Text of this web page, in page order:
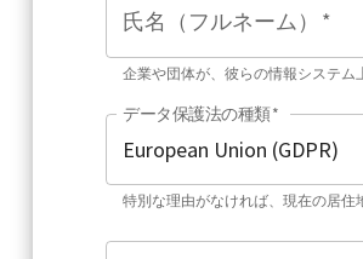
氏名（フルネーム） *
企業や団体が、彼らの情報システム
データ保護法の種類*
特別な理由がなければ、現在の居住